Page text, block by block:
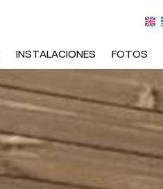
INSTALACIONES FOTOS